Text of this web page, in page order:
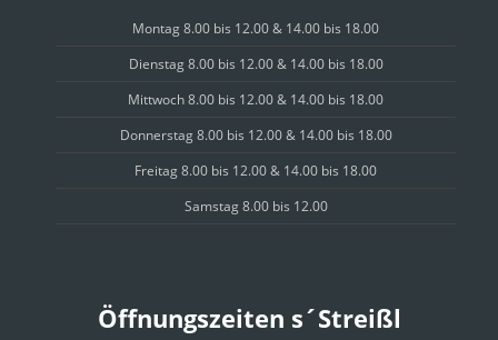
Montag 8.00 bis 12.00 & 14.00 bis 18.00
Dienstag 8.00 bis 12.00 & 14.00 bis 18.00
Mittwoch 8.00 bis 12.00 & 14.00 bis 18.00
Donnerstag 8.00 bis 12.00 & 14.00 bis 18.00
Freitag 8.00 bis 12.00 & 14.00 bis 18.00
Samstag 8.00 bis 12.00
Öffnungszeiten s´Streißl